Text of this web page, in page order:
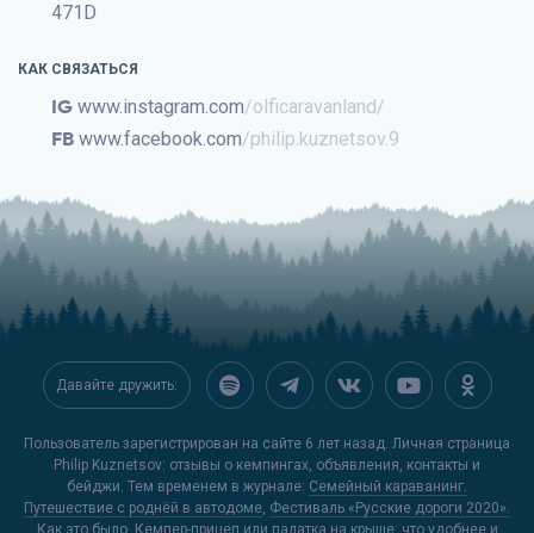
471D
КАК СВЯЗАТЬСЯ
IG www.instagram.com/olficaravanland/
FB www.facebook.com/philip.kuznetsov.9
Давайте дружить:
Пользователь зарегистрирован на сайте 6 лет назад. Личная страница
Philip Kuznetsov: отзывы о кемпингах, объявления, контакты и
бейджи. Тем временем в журнале: Семейный караванинг.
Путешествие с роднёй в автодоме, Фестиваль «Русские дороги 2020».
Как это было, Кемпер-прицеп или палатка на крыше: что удобнее и